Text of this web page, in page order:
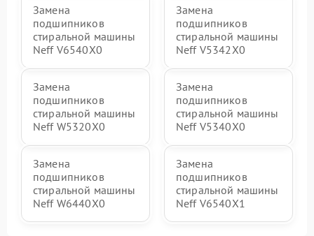
Замена
подшипников
стиральной машины
Neff V6540X0
Замена
подшипников
стиральной машины
Neff V5342X0
Замена
подшипников
стиральной машины
Neff W5320X0
Замена
подшипников
стиральной машины
Neff V5340X0
Замена
подшипников
стиральной машины
Neff W6440X0
Замена
подшипников
стиральной машины
Neff V6540X1